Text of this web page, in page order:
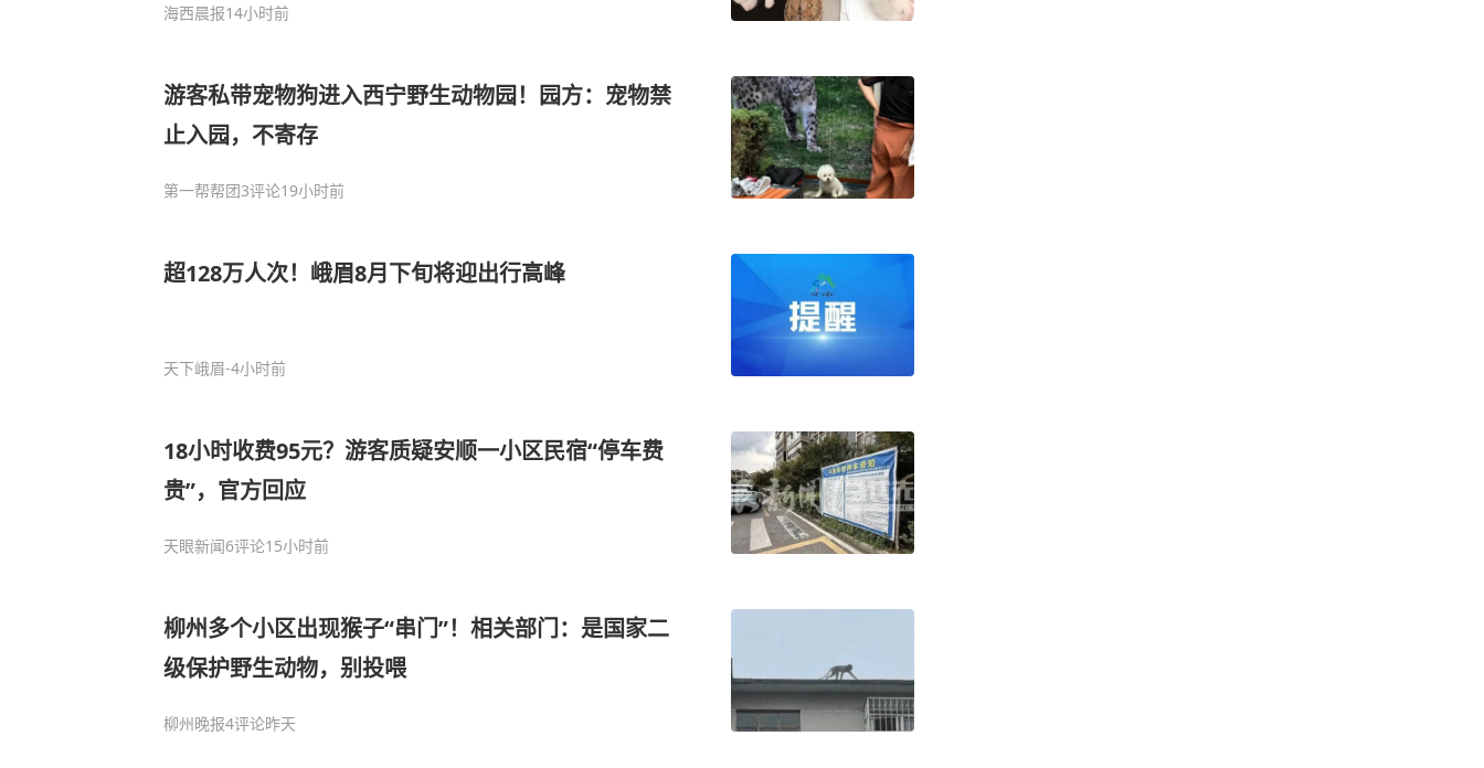
海西晨报14小时前
游客私带宠物狗进入西宁野生动物园！园方：宠物禁
止入园，不寄存
第一帮帮团3评论19小时前
超128万人次！峨眉8月下旬将迎出行高峰
天下峨眉-4小时前
18小时收费95元？游客质疑安顺一小区民宿“停车费
贵”，官方回应
天眼新闻6评论15小时前
柳州多个小区出现猴子“串门”！相关部门：是国家二
级保护野生动物，别投喂
柳州晚报4评论昨天